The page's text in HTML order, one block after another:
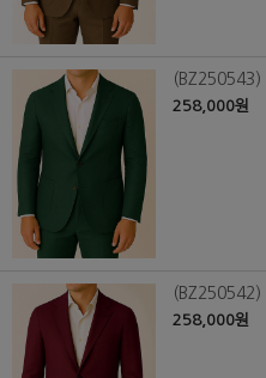
(BZ250543)
258,000원
(BZ250542)
258,000원